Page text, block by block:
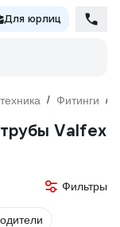
Для юрлиц
/ Фитинги /
Valfex
Фильтры